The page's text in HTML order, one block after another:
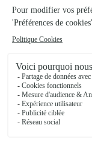
Vert’tige
Vignacourt
★★★ ★★4.7 (65)